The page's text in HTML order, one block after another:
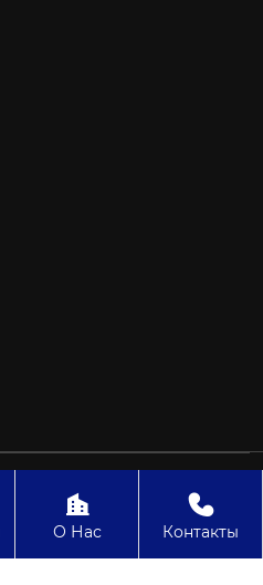
Технологии

О Нас

Контакты